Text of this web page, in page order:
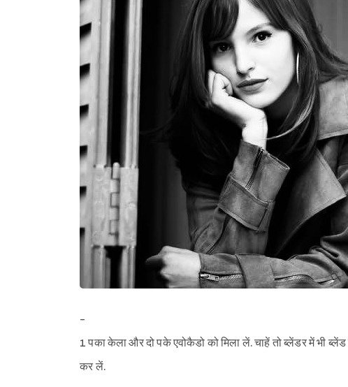
-
1 पका केला और दो पके एवोकैडो को मिला लें. चाहें तो ब्लेंडर में भी
कर लें.